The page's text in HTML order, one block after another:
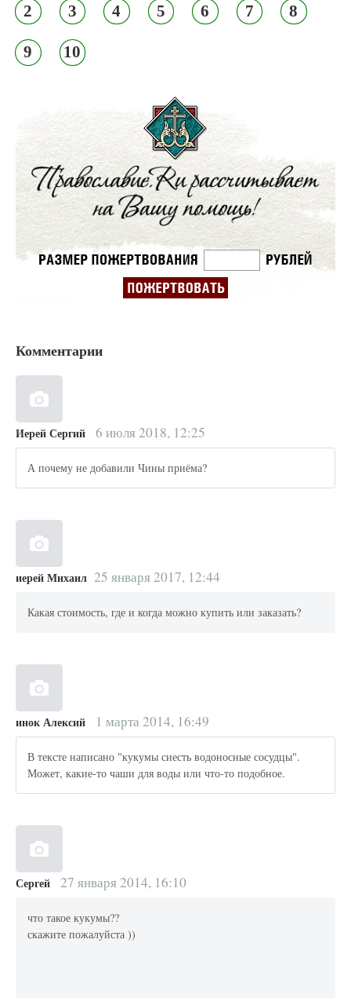
2 3 4 5 6 7 8
9 10
Комментарии
Иерей Сергий 6 июля 2018, 12:25
А почему не добавили Чины приёма?
иерей Михаил 25 января 2017, 12:44
Какая стоимость, где и когда можно купить или заказать?
инок Алексий 1 марта 2014, 16:49
В тексте написано "кукумы сиесть водоносные сосудцы".
Может, какие-то чаши для воды или что-то подобное.
Сергей 27 января 2014, 16:10
что такое кукумы??
скажите пожалуйста ))